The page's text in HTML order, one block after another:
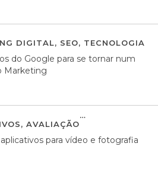
DIGITAL, SEO, TECNOLOGIA
do Google para se tornar num
Marketing
, AVALIAÇÃO
para vídeo e fotografia